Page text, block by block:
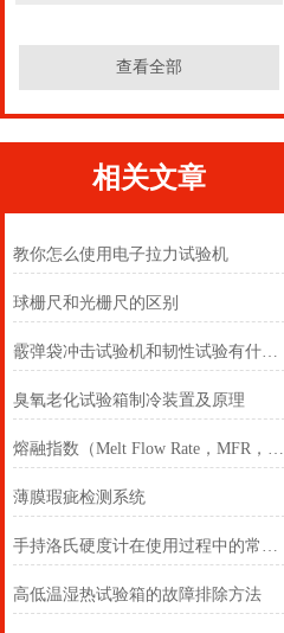
查看全部
相关文章
教你怎么使用电子拉力试验机
球栅尺和光栅尺的区别
霰弹袋冲击试验机和韧性试验有什么关系？
臭氧老化试验箱制冷装置及原理
熔融指数（Melt Flow Rate，MFR，MI，MVR）
薄膜瑕疵检测系统
手持洛氏硬度计在使用过程中的常见问题相应解决方法分享
高低温湿热试验箱的故障排除方法